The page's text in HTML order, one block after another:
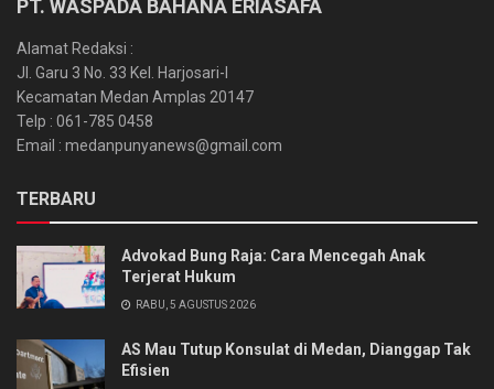
PT. WASPADA BAHANA ERIASAFA
Alamat Redaksi :
Jl. Garu 3 No. 33 Kel. Harjosari-I
Kecamatan Medan Amplas 20147
Telp : 061-785 0458
Email : medanpunyanews@gmail.com
TERBARU
Advokad Bung Raja: Cara Mencegah Anak
Terjerat Hukum
RABU, 5 AGUSTUS 2026
AS Mau Tutup Konsulat di Medan, Dianggap Tak
Efisien